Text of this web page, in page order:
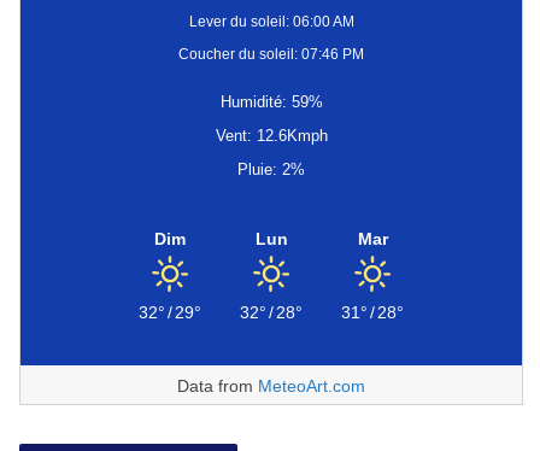
Lever du soleil: 06:00 AM
Coucher du soleil: 07:46 PM
Humidité: 59%
Vent: 12.6Kmph
Pluie: 2%
Dim
32°/29°
Lun
32°/28°
Mar
31°/28°
Data from MeteoArt.com